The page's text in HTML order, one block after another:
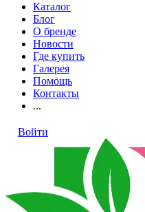
Каталог
Блог
О бренде
Новости
Где купить
Галерея
Помощь
Контакты
...
Войти